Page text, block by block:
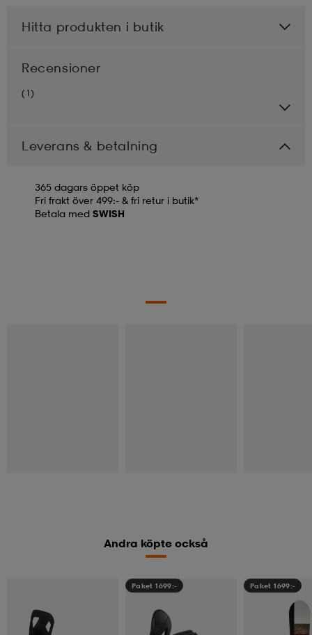
Hitta produkten i butik
Recensioner
(1)
Leverans & betalning
365 dagars öppet köp
Fri frakt över 499:- & fri retur i butik*
Betala med SWISH
Andra köpte också
Paket 1699:- Paket 1699:-